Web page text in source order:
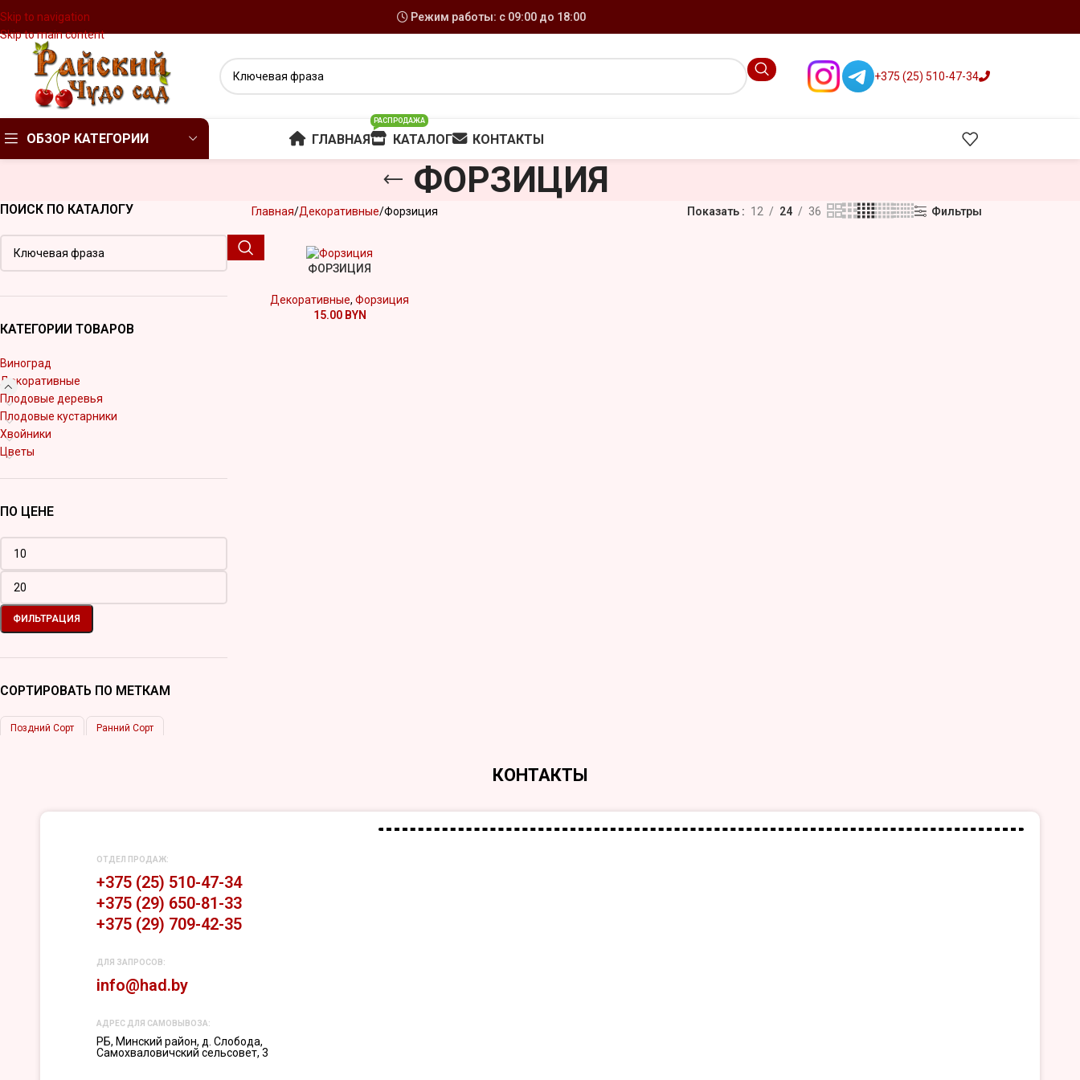
Skip to navigation
Skip to main content
Режим работы: с 09:00 до 18:00
+375 (25) 510-47-34
ОБЗОР КАТЕГОРИИ ГЛАВНАЯ КАТАЛОГ
РАСПРОДАЖА
КОНТАКТЫ
ФОРЗИЦИЯ
ПОИСК ПО КАТАЛОГУ
КАТЕГОРИИ ТОВАРОВ
Виноград
Декоративные
Плодовые деревья
Плодовые кустарники
Хвойники
Цветы
ПО ЦЕНЕ
ФИЛЬТРАЦИЯ
СОРТИРОВАТЬ ПО МЕТКАМ
Поздний Сорт Ранний Сорт
Главная Декоративные Форзиция Показать 12 24 36 Фильтры
ФОРЗИЦИЯ
Декоративные,Форзиция
15.00 BYN
КОНТАКТЫ
ОТДЕЛ ПРОДАЖ:
+375 (25) 510-47-34
+375 (29) 650-81-33
+375 (29) 709-42-35
ДЛЯ ЗАПРОСОВ:
info@had.by
АДРЕС ДЛЯ САМОВЫВОЗА:
РБ, Минский район, д. Слобода,
Самохваловичский сельсовет, 3